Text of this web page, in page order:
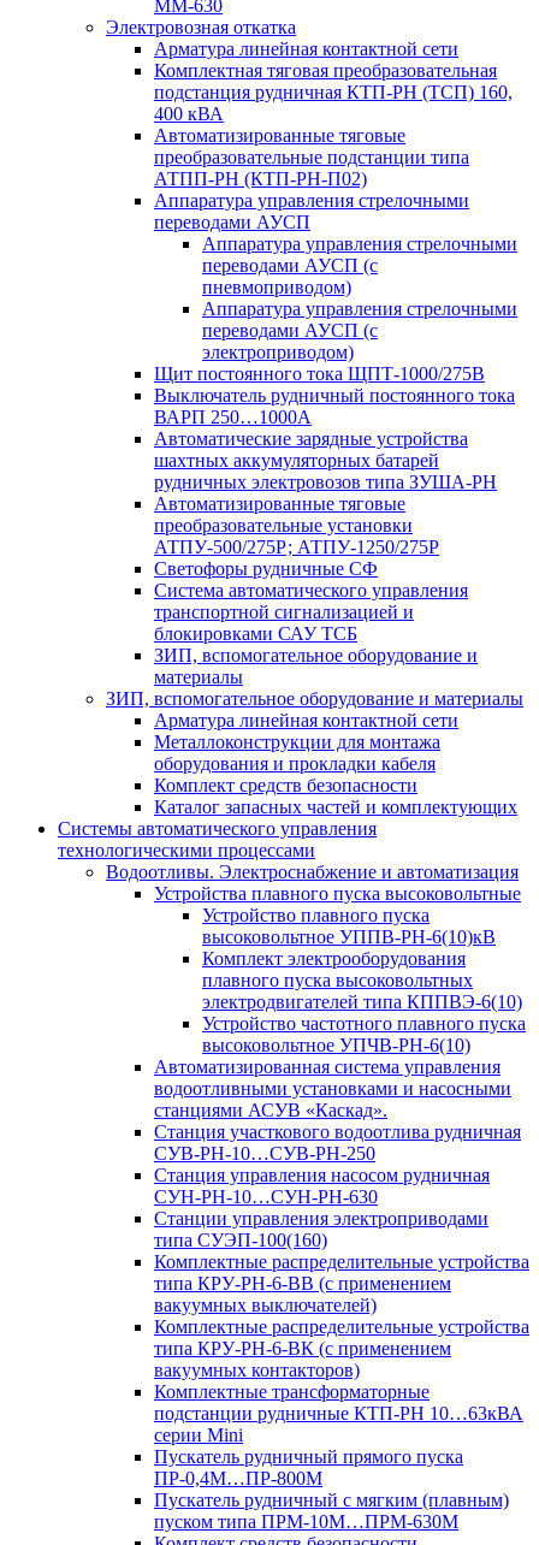
ММ-630
Электровозная откатка
Арматура линейная контактной сети
Комплектная тяговая преобразовательная
подстанция рудничная КТП-РН (ТСП) 160,
400 кВА
Автоматизированные тяговые
преобразовательные подстанции типа
АТПП-РН (КТП-РН-П02)
Аппаратура управления стрелочными
переводами АУСП
Аппаратура управления стрелочными
переводами АУСП (с
пневмоприводом)
Аппаратура управления стрелочными
переводами АУСП (с
электроприводом)
Щит постоянного тока ЩПТ-1000/275В
Выключатель рудничный постоянного тока
ВАРП 250…1000А
Автоматические зарядные устройства
шахтных аккумуляторных батарей
рудничных электровозов типа ЗУША-РН
Автоматизированные тяговые
преобразовательные установки
АТПУ-500/275Р; АТПУ-1250/275Р
Светофоры рудничные СФ
Система автоматического управления
транспортной сигнализацией и
блокировками САУ ТСБ
ЗИП, вспомогательное оборудование и
материалы
ЗИП, вспомогательное оборудование и материалы
Арматура линейная контактной сети
Металлоконструкции для монтажа
оборудования и прокладки кабеля
Комплект средств безопасности
Каталог запасных частей и комплектующих
Системы автоматического управления
технологическими процессами
Водоотливы. Электроснабжение и автоматизация
Устройства плавного пуска высоковольтные
Устройство плавного пуска
высоковольтное УППВ-РН-6(10)кВ
Комплект электрооборудования
плавного пуска высоковольтных
электродвигателей типа КППВЭ-6(10)
Устройство частотного плавного пуска
высоковольтное УПЧВ-РН-6(10)
Автоматизированная система управления
водоотливными установками и насосными
станциями АСУВ «Каскад».
Станция участкового водоотлива рудничная
СУВ-РН-10…СУВ-РН-250
Станция управления насосом рудничная
СУН-РН-10…СУН-РН-630
Станции управления электроприводами
типа СУЭП-100(160)
Комплектные распределительные устройства
типа КРУ-РН-6-ВВ (с применением
вакуумных выключателей)
Комплектные распределительные устройства
типа КРУ-РН-6-ВК (с применением
вакуумных контакторов)
Комплектные трансформаторные
подстанции рудничные КТП-РН 10…63кВА
серии Mini
Пускатель рудничный прямого пуска
ПР-0,4М…ПР-800М
Пускатель рудничный с мягким (плавным)
пуском типа ПРМ-10М…ПРМ-630М